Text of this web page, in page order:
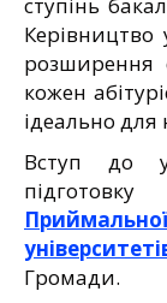
Керівництво
розширення
кожен
ідеально для
Вступ до
Громади.